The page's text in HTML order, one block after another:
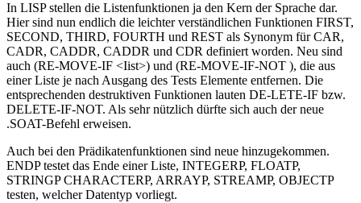
In LISP stellen die Listenfunktionen ja den Kern der Sprache dar.
Hier sind nun endlich die leichter verständlichen Funktionen FIRST,
SECOND, THIRD, FOURTH und REST als Synonym für CAR,
CADR, CADDR, CADDR und CDR definiert worden. Neu sind
auch (RE-MOVE-IF <Iist>) und (RE-MOVE-IF-NOT ), die aus
einer Liste je nach Ausgang des Tests Elemente entfernen. Die
entsprechenden destruktiven Funktionen lauten DE-LETE-IF bzw.
DELETE-IF-NOT. Als sehr nützlich dürfte sich auch der neue
.SOAT-Befehl erweisen.
Auch bei den Prädikatenfunktionen sind neue hinzugekommen.
ENDP testet das Ende einer Liste, INTEGERP, FLOATP,
STRINGP CHARACTERP, ARRAYP, STREAMP, OBJECTP
testen, welcher Datentyp vorliegt.